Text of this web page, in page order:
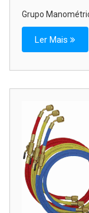
Chaminés
Tubagens e
Assistência
Centro de
Gabinete de
Armazém e
As Nossas Dicas
Grupo
Ler Mais